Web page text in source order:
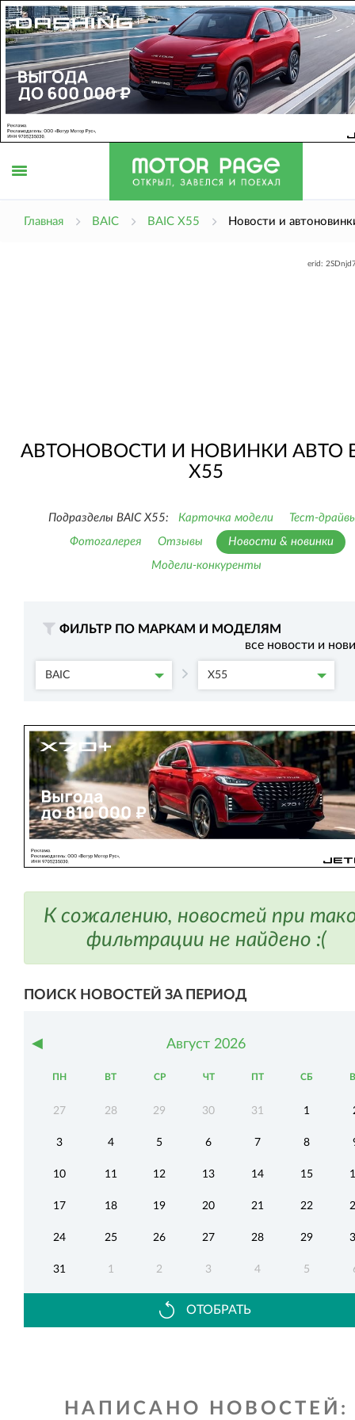
Главная BAIC BAIC X55 Новости и
erid:
АВТОНОВОСТИ И НОВИНКИ АВТО
X55
Подразделы BAIC X55: Карточка модели
Тест-
Фотогалерея
Отзывы
Новости & новинки
Модели-конкуренты
ФИЛЬТР ПО МАРКАМ И МОДЕЛЯМ
все новости и
BAIC X55
К сожалению, новостей при
фильтрации не найдено :(
ПОИСК НОВОСТЕЙ ЗА ПЕРИОД
◀ Август 2026
ПН ВТ СР ЧТ ПТ СБ
27 28 29 30 31 1
3 4 5 6 7 8
10 11 12 13 14 15
17 18 19 20 21 22
24 25 26 27 28 29
31 1 2 3 4 5
ОТОБРАТЬ
НАПИСАНО НОВОСТЕЙ: